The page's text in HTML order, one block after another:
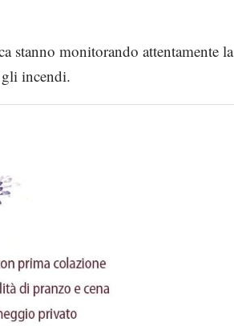
stanno monitorando attentamente la
incendi.